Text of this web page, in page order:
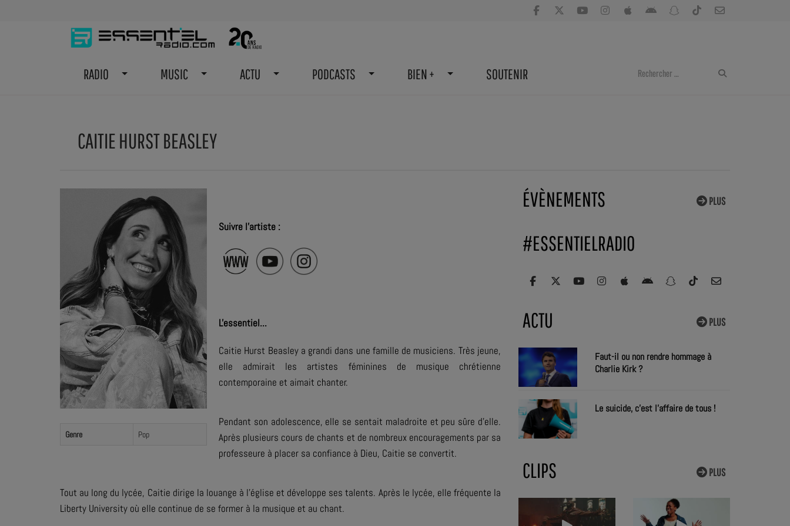
RADIO MUSIC ACTU PODCASTS BIEN + SOUTENIR
CAITIE HURST BEASLEY
Genre Pop
Suivre l'artiste :
L'essentiel...
Caitie Hurst Beasley a grandi dans une famille de musiciens. Très jeune,
elle admirait les artistes féminines de musique chrétienne
contemporaine et aimait chanter.
Pendant son adolescence, elle se sentait maladroite et peu sûre d'elle.
Après plusieurs cours de chants et de nombreux encouragements par sa
professeure à placer sa confiance à Dieu, Caitie se convertit.
Tout au long du lycée, Caitie dirige la louange à l'église et développe ses talents. Après le lycée, elle fréquente la
Liberty University où elle continue de se former à la musique et au chant.
PLUS
ÉVÈNEMENTS
#ESSENTIELRADIO
PLUS
ACTU
Faut-il ou non rendre hommage à
Charlie Kirk ?
Le suicide, c'est l'affaire de tous !
PLUS
CLIPS